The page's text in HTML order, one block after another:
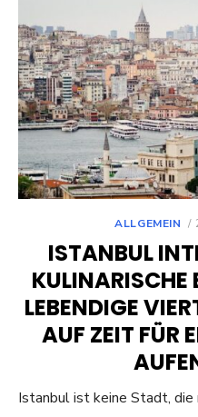
ALLGEMEIN
ISTANBUL
KULINARISCHE
LEBENDIGE
AUF ZEIT FÜR
Istanbul ist keine Stadt, die